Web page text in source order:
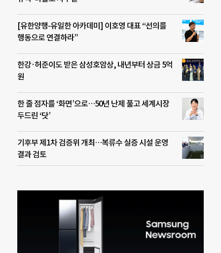
[유한양행-유일한 아카데미] 이호영 대표 “선의를
행동으로 연결하라”
한강·허준이도 받은 삼성호암상, 내년부터 상금 5억
원
한 줄 점자를 ‘화면’으로…50년 난제 풀고 세계시장
두드린 ‘닷’
기후부 제1차 검증위 개최…복류수 실증 시설 운영
결과 검토